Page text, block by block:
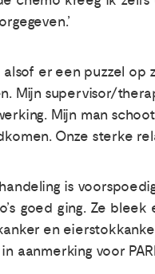
alsof er een puzzel op
Mijn supervisor/
Mijn man
Onze sterke
is
goed ging. Ze
en
aanmerking voor